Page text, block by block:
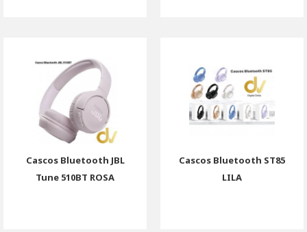
Cascos Bluetooth JBL
Tune 510BT ROSA
Cascos Bluetooth ST85
LILA